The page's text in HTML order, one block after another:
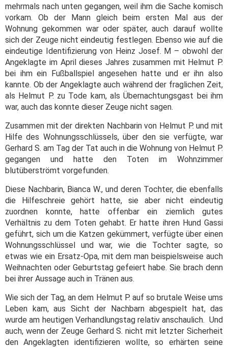
mehrmals nach unten gegangen, weil ihm die Sache komisch
vorkam. Ob der Mann gleich beim ersten Mal aus der
Wohnung gekommen war oder später, auch darauf wollte
sich der Zeuge nicht eindeutig festlegen. Ebenso wie auf die
eindeutige Identifizierung von Heinz Josef. M – obwohl der
Angeklagte im April dieses Jahres zusammen mit Helmut P.
bei ihm ein Fußballspiel angesehen hatte und er ihn also
kannte. Ob der Angeklagte auch während der fraglichen Zeit,
als Helmut P. zu Tode kam, als Übernachtungsgast bei ihm
war, auch das konnte dieser Zeuge nicht sagen.
Zusammen mit der direkten Nachbarin von Helmut P. und mit
Hilfe des Wohnungsschlüssels, über den sie verfügte, war
Gerhard S. am Tag der Tat auch in die Wohnung von Helmut P.
gegangen und hatte den Toten im Wohnzimmer
blutüberströmt vorgefunden.
Diese Nachbarin, Bianca W., und deren Tochter, die ebenfalls
die Hilfeschreie gehört hatte, sie aber nicht eindeutig
zuordnen konnte, hatte offenbar ein ziemlich gutes
Verhältnis zu dem Toten gehabt. Er hatte ihren Hund Gassi
geführt, sich um die Katzen gekümmert, verfügte über einen
Wohnungsschlüssel und war, wie die Tochter sagte, so
etwas wie ein Ersatz-Opa, mit dem man beispielsweise auch
Weihnachten oder Geburtstag gefeiert habe. Sie brach denn
bei ihrer Aussage auch in Tränen aus.
Wie sich der Tag, an dem Helmut P. auf so brutale Weise ums
Leben kam, aus Sicht der Nachbarn abgespielt hat, das
wurde am heutigen Verhandlungstag relativ anschaulich. Und
auch, wenn der Zeuge Gerhard S. nicht mit letzter Sicherheit
den Angeklagten identifizieren wollte, so erhärten seine